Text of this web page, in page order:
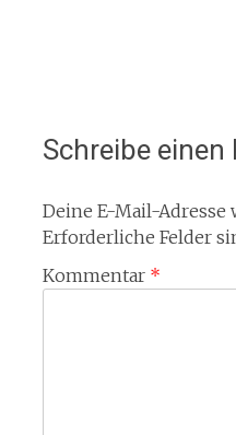
Schreibe
Deine E-Mail-
Erforderliche Felder
Kommentar *